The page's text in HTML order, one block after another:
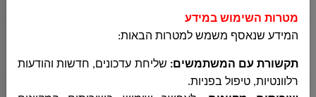
الحوسبة وانظمة المعلومات
מטרות השימוש במידע
המידע שנאסף משמש למטרות הבאות:
תקשורת עם המשתמשים: שליחת עדכונים, חדשות והודעות
רלוונטיות, טיפול בפניות.